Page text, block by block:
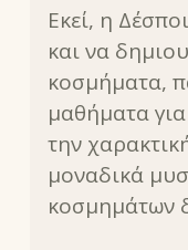
Εκεί, η
και να
κοσμήματα,
μαθήματα
την
μοναδικά
κοσμημάτων